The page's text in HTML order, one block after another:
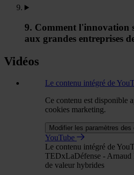
9. Comment l'innovation
aux grandes entreprises
Vidéos
Le contenu intégré de
Ce contenu est disponible
cookies marketing.
Modifier les paramètres des
YouTube
Le contenu intégré de
TEDxLaDéfense -
de valeur hybrides